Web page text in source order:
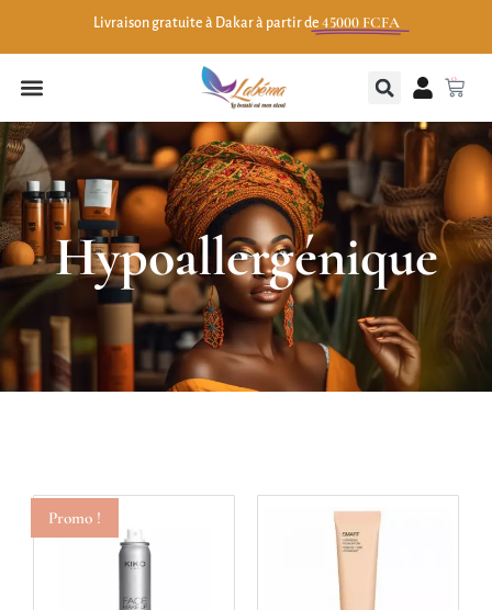
Livraison gratuite à Dakar à partir de 45000 FCFA
0
Hypoallergénique
Promo !